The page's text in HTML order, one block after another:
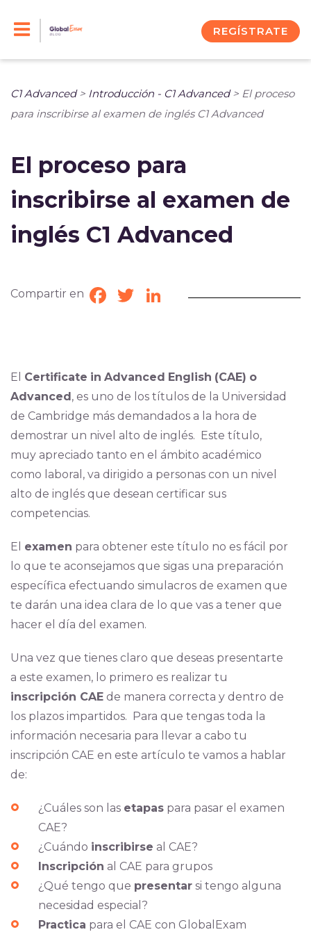
REGÍSTRATE
C1 Advanced> Introducción - C1 Advanced> El proceso
para inscribirse al examen de inglés C1 Advanced
El proceso para
inscribirse al examen de
inglés C1 Advanced
Compartir en Facebook
TwitterLinkedIn
El Certificate in Advanced English (CAE) o
Advanced, es uno de los títulos de la Universidad
de Cambridge más demandados a la hora de
demostrar un nivel alto de inglés. Este título,
muy apreciado tanto en el ámbito académico
como laboral, va dirigido a personas con un nivel
alto de inglés que desean certificar sus
competencias.
El examen para obtener este título no es fácil por
lo que te aconsejamos que sigas una preparación
específica efectuando simulacros de examen que
te darán una idea clara de lo que vas a tener que
hacer el día del examen.
Una vez que tienes claro que deseas presentarte
a este examen, lo primero es realizar tu
inscripción CAEde manera correcta y dentro de
los plazos impartidos. Para que tengas toda la
información necesaria para llevar a cabo tu
inscripción CAE en este artículo te vamos a hablar
de:
¿Cuáles son las etapaspara pasar el examen
CAE?
¿Cuándo inscribirse al CAE?
Inscripción al CAE para grupos
¿Qué tengo que presentarsi tengo alguna
necesidad especial?
Practica para el CAE con GlobalExam